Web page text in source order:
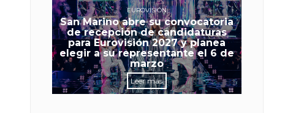
EUROVISIÓN
San Marino abre su convocatoria
de recepción de candidaturas
para Eurovisión 2027 y planea
elegir a su representante el 6 de
marzo
Leer más